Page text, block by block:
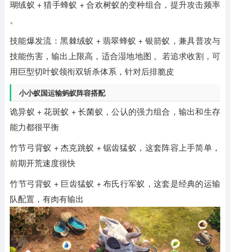
瑚绒蚁 + 猎手蜂蚁 + 合欢树蚁‌的变种组合，提升攻击频率
。
‌技能爆发流‌：‌黑棘绒蚁 + 翡翠蜂蚁 + 银箭蚁‌，兼具普攻与
技能伤害，输出上限高，适合湿地地图 。若追求收割，可
用‌巨型切叶蚁‌领衔双斩杀体系，针对后排脆皮
小小蚁国运输蚂蚁阵容搭配
诡异蚁 + 花斑蚁 + 长菌蚁‌，公认的强力组合，输出和生存
能力都很平衡
竹节弓背蚁 + 杰克跳蚁 + 锯齿猛蚁‌，这套阵容上手简单，
前期开荒速度很快
‌竹节弓背蚁 + 巨齿猛蚁 + 布氏行军蚁‌，这套是经典的运输
队配置，有肉有输出